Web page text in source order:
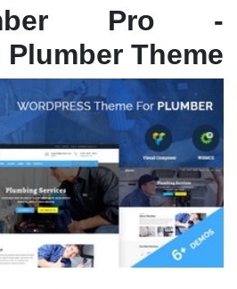
Pro -
Theme